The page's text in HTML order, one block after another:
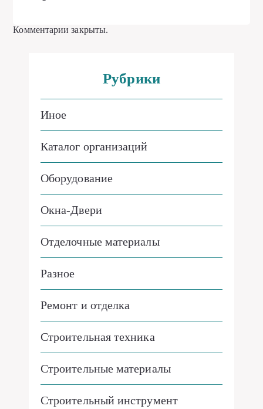
Комментарии закрыты.
Рубрики
Иное
Каталог организаций
Оборудование
Окна-Двери
Отделочные материалы
Разное
Ремонт и отделка
Строительная техника
Строительные материалы
Строительный инструмент